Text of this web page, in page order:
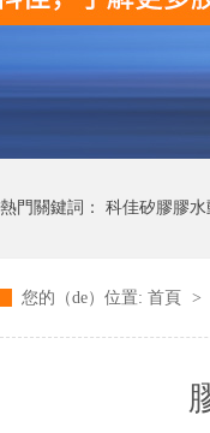
熱門關鍵詞： 科佳矽膠膠水
科佳UV無影膠水動態（tài）
您的（de）位置: 首頁 >